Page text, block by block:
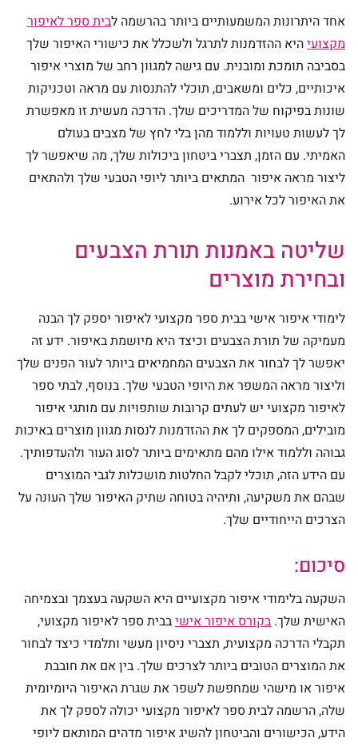
אחד היתרונות המשמעותיים ביותר בהרשמה לבית ספר לאיפור
מקצועיהיא ההזדמנות לתרגל ולשכלל את כישורי האיפור שלך
בסביבה תומכת ומובנית. עם גישה למגוון רחב של מוצרי איפור
איכותיים, כלים ומשאבים, תוכלי להתנסות עם מראה וטכניקות
שונות בפיקוח של המדריכים שלך. הדרכה מעשית זו מאפשרת
לך לעשות טעויות וללמוד מהן בלי לחץ של מצבים בעולם
האמיתי. עם הזמן, תצברי ביטחון ביכולות שלך, מה שיאפשר לך
ליצור מראה איפור המתאים ביותר ליופי הטבעי שלך ולהתאים
את האיפור לכל אירוע.
שליטה באמנות תורת הצבעים
ובחירת מוצרים
לימודי איפור אישי בבית ספר מקצועי לאיפור יספק לך הבנה
מעמיקה של תורת הצבעים וכיצד היא מיושמת באיפור. ידע זה
יאפשר לך לבחור את הצבעים המחמיאים ביותר לעור הפנים שלך
וליצור מראה המשפר את היופי הטבעי שלך. בנוסף, לבתי ספר
לאיפור מקצועי יש לעתים קרובות שותפויות עם מותגי איפור
מובילים, המספקים לך את ההזדמנות לנסות מגוון מוצרים באיכות
גבוהה וללמוד אילו מהם מתאימים ביותר לסוג העור ולהעדפותיך.
עם הידע הזה, תוכלי לקבל החלטות מושכלות לגבי המוצרים
שבהם את משקיעה, ותיהיה בטוחה שתיק האיפור שלך העונה על
הצרכים הייחודיים שלך.
סיכום:
השקעה בלימודי איפור מקצועיים היא השקעה בעצמך ובצמיחה
האישית שלך. בקורס איפור אישיבבית ספר לאיפור מקצועי,
תקבלי הדרכה מקצועית, תצברי ניסיון מעשי ותלמדי כיצד לבחור
את המוצרים הטובים ביותר לצרכים שלך. בין אם את חובבת
איפור או מישהי שמחפשת לשפר את שגרת האיפור היומיומית
שלה, הרשמה לבית ספר לאיפור מקצועי יכולה לספק לך את
הידע, הכישורים והביטחון להשיג איפור מדהים המותאם ליופי